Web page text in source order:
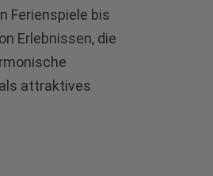
Ferienspiele bis
Erlebnissen, die
attraktives